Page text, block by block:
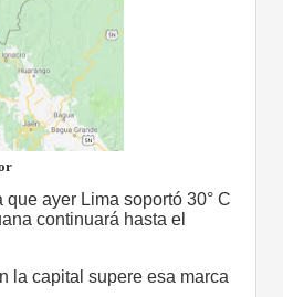
que ayer Lima soportó 30° C
continuará hasta el
la capital supere esa marca